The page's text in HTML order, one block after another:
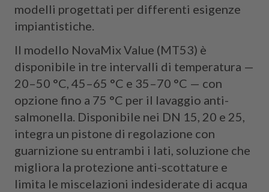
modelli progettati per differenti esigenze
impiantistiche.
Il modello NovaMix Value (MT53) è
disponibile in tre intervalli di temperatura —
20–50 °C, 45–65 °C e 35–70 °C — con
opzione fino a 75 °C per il lavaggio anti-
salmonella. Disponibile nei DN 15, 20 e 25,
integra un pistone di regolazione con
guarnizione su entrambi i lati, soluzione che
migliora la protezione anti-scottature e
limita le miscelazioni indesiderate di acqua